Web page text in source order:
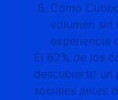
Cómo
volumen sin
experiencia
El 62% de los
descubierto un
sociales antes